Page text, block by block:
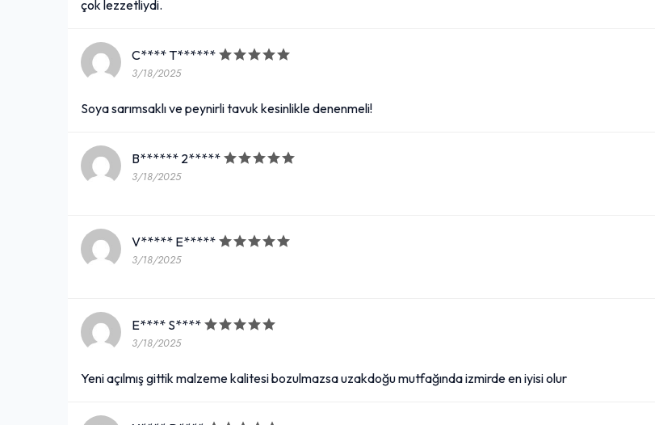
çok lezzetliydi.
C**** T******
3/18/2025
Soya sarımsaklı ve peynirli tavuk kesinlikle denenmeli!
B****** 2*****
3/18/2025
V***** E*****
3/18/2025
E**** S****
3/18/2025
Yeni açılmış gittik malzeme kalitesi bozulmazsa uzakdoğu mutfağında izmirde en iyisi olur